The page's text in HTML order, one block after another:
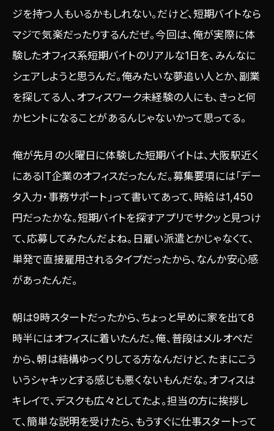
ジを持つ人もいるかもしれない。だけど、短期バイトなら
マジで気楽だったりするんだぜ。今回は、俺が実際に体
験したオフィス系短期バイトのリアルな1日を、みんなに
シェアしようと思うんだ。俺みたいな夢追い人とか、副業
を探してる人、オフィスワーク未経験の人にも、きっと何
かヒントになることがあるんじゃないかって思ってる。
俺が先月の火曜日に体験した短期バイトは、大阪駅近く
にあるIT企業のオフィスだったんだ。募集要項には「デー
タ入力・事務サポート」って書いてあって、時給は1,450
円だったかな。短期バイトを探すアプリでサクッと見つけ
て、応募してみたんだよね。日雇い派遣とかじゃなくて、
単発で直接雇用されるタイプだったから、なんか安心感
があったんだ。
朝は9時スタートだったから、ちょっと早めに家を出て8
時半にはオフィスに着いたんだ。俺、普段はメルオペだ
から、朝は結構ゆっくりしてる方なんだけど、たまにこう
いうシャキッとする感じも悪くないもんだな。オフィスは
キレイで、デスクも広々としてたよ。担当の方に挨拶し
て、簡単な説明を受けたら、もうすぐに仕事スタートって